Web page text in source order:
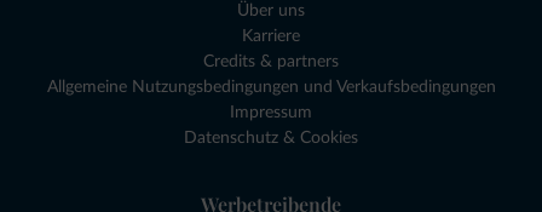
Über uns
Karriere
Credits & partners
Allgemeine Nutzungsbedingungen und Verkaufsbedingungen
Impressum
Datenschutz & Cookies
Werbetreibende